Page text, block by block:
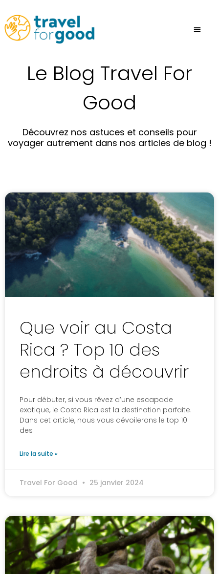
contenu
Le Blog Travel For
Good
Découvrez nos astuces et conseils pour
voyager autrement dans nos articles de blog !
Que voir au Costa
Rica ? Top 10 des
endroits à découvrir
Pour débuter, si vous rêvez d’une escapade
exotique, le Costa Rica est la destination parfaite.
Dans cet article, nous vous dévoilerons le top 10
des
Lire la suite »
Travel For Good 25 janvier 2024
P
a
e
P
a
g
e
P
a
g
e
P
a
g
e
P
a
g
e
P
g
e